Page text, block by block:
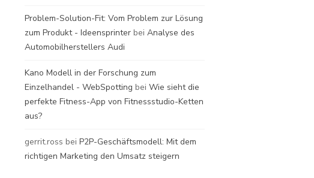
Problem-Solution-Fit: Vom Problem zur Lösung
zum Produkt - Ideensprinter bei Analyse des
Automobilherstellers Audi
Kano Modell in der Forschung zum
Einzelhandel - WebSpotting bei Wie sieht die
perfekte Fitness-App von Fitnessstudio-Ketten
aus?
gerrit.ross bei P2P-Geschäftsmodell: Mit dem
richtigen Marketing den Umsatz steigern